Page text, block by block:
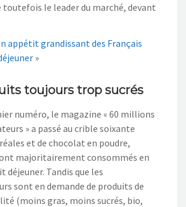
toutefois le leader du marché, devant
appétit grandissant des Français
»
toujours trop sucrés
numéro, le magazine « 60 millions
» a passé au crible soixante
et de chocolat en poudre,
majoritairement consommés en
déjeuner. Tandis que les
sont en demande de produits de
(moins gras, moins sucrés, bio,